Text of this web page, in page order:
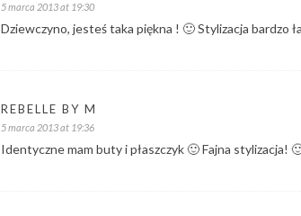
5 marca 2013 at 19:30
Dziewczyno, jesteś taka piękna ! 🙂 Stylizacja bardzo
REBELLE BY M
5 marca 2013 at 19:36
Identyczne mam buty i płaszczyk 🙂 Fajna stylizacja!